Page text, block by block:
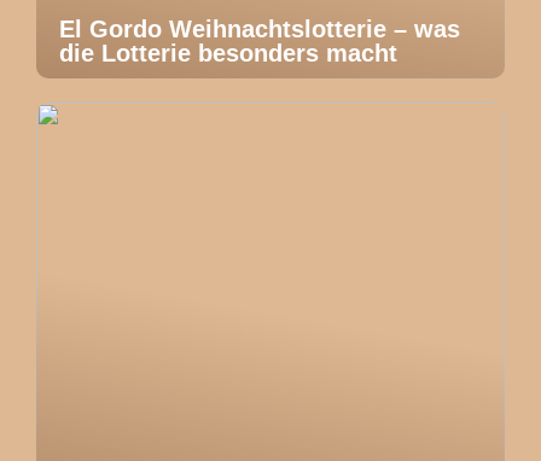
El Gordo Weihnachtslotterie – was
die Lotterie besonders macht